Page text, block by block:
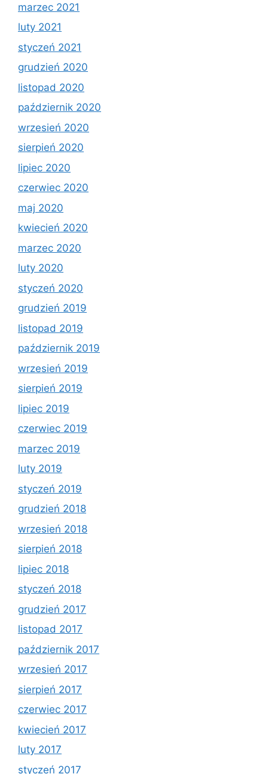
marzec 2021
luty 2021
styczeń 2021
grudzień 2020
listopad 2020
październik 2020
wrzesień 2020
sierpień 2020
lipiec 2020
czerwiec 2020
maj 2020
kwiecień 2020
marzec 2020
luty 2020
styczeń 2020
grudzień 2019
listopad 2019
październik 2019
wrzesień 2019
sierpień 2019
lipiec 2019
czerwiec 2019
marzec 2019
luty 2019
styczeń 2019
grudzień 2018
wrzesień 2018
sierpień 2018
lipiec 2018
styczeń 2018
grudzień 2017
listopad 2017
październik 2017
wrzesień 2017
sierpień 2017
czerwiec 2017
kwiecień 2017
luty 2017
styczeń 2017